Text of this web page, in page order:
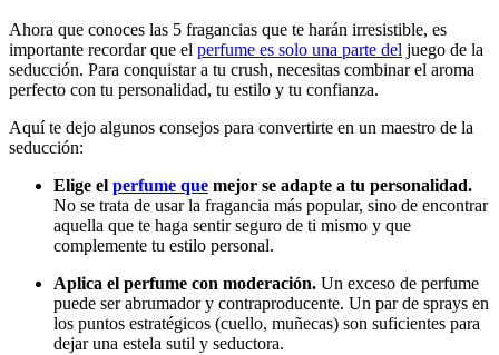
Ahora que conoces las 5 fragancias que te harán irresistible, es
importante recordar que el perfume es solo una parte del juego de la
seducción. Para conquistar a tu crush, necesitas combinar el aroma
perfecto con tu personalidad, tu estilo y tu confianza.
Aquí te dejo algunos consejos para convertirte en un maestro de la
seducción:
Elige el perfume que mejor se adapte a tu personalidad.
No se trata de usar la fragancia más popular, sino de encontrar
aquella que te haga sentir seguro de ti mismo y que
complemente tu estilo personal.
Aplica el perfume con moderación. Un exceso de perfume
puede ser abrumador y contraproducente. Un par de sprays en
los puntos estratégicos (cuello, muñecas) son suficientes para
dejar una estela sutil y seductora.